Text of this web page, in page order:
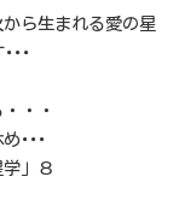
ら生まれる愛の星
･･
・・
･･･
学」８